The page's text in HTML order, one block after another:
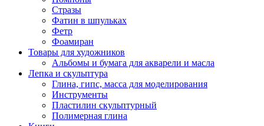
Стразы
Фатин в шпульках
Фетр
Фоамиран
Товары для художников
Альбомы и бумага для акварели и масла
Лепка и скульптура
Глина, гипс, масса для моделирования
Инструменты
Пластилин скульптурный
Полимерная глина